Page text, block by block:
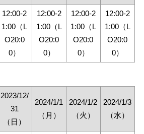
12:00-2
1:00（L
O20:0
0）
12:00-2
1:00（L
O20:0
0）
12:00-2
1:00（L
O20:0
0）
12:00-2
1:00（L
O20:0
0）
2023/12/
31
（日）
2024/1/1
（月）
2024/1/2
（火）
2024/1/3
（水）